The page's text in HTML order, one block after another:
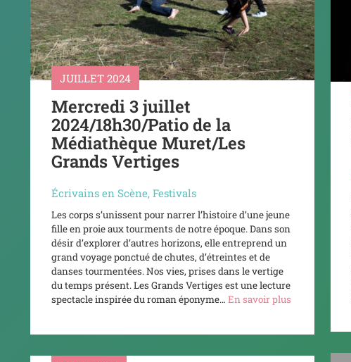
JUILLET 2024
Mercredi 3 juillet
2024/18h30/Patio de la
Médiathèque Muret/Les
Grands Vertiges
Écrivains en Scène,Festivals
Les corps s’unissent pour narrer l’histoire d’une jeune
fille en proie aux tourments de notre époque. Dans son
désir d’explorer d’autres horizons, elle entreprend un
grand voyage ponctué de chutes, d’étreintes et de
danses tourmentées. Nos vies, prises dans le vertige
du temps présent. Les Grands Vertiges est une lecture
spectacle inspirée du roman éponyme…En savoir plus